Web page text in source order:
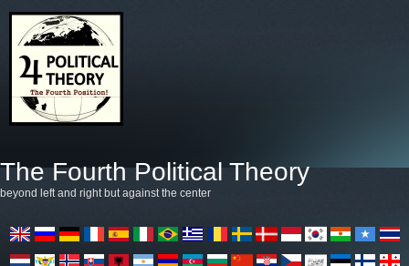
The Fourth Political Theory
beyond left and right but against the center